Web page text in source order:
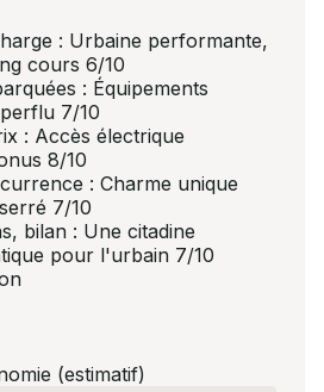
: Urbaine performante,
cours 6/10
: Équipements
7/10
: Accès électrique
8/10
: Charme unique
7/10
bilan : Une citadine
pour l'urbain 7/10
(estimatif)